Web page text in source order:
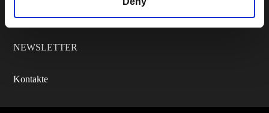
Catalogs
NEWSLETTER
Kontakte